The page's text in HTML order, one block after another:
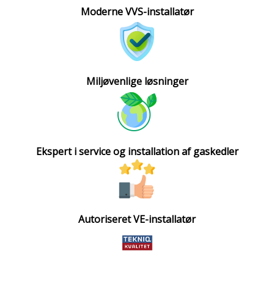
Moderne VVS-installatør​
Miljøvenlige løsninger​
Ekspert i service og installation af gaskedler​
Autoriseret VE-installatør